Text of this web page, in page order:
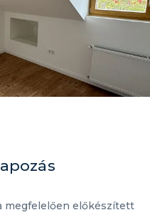
megfelelően előkészített